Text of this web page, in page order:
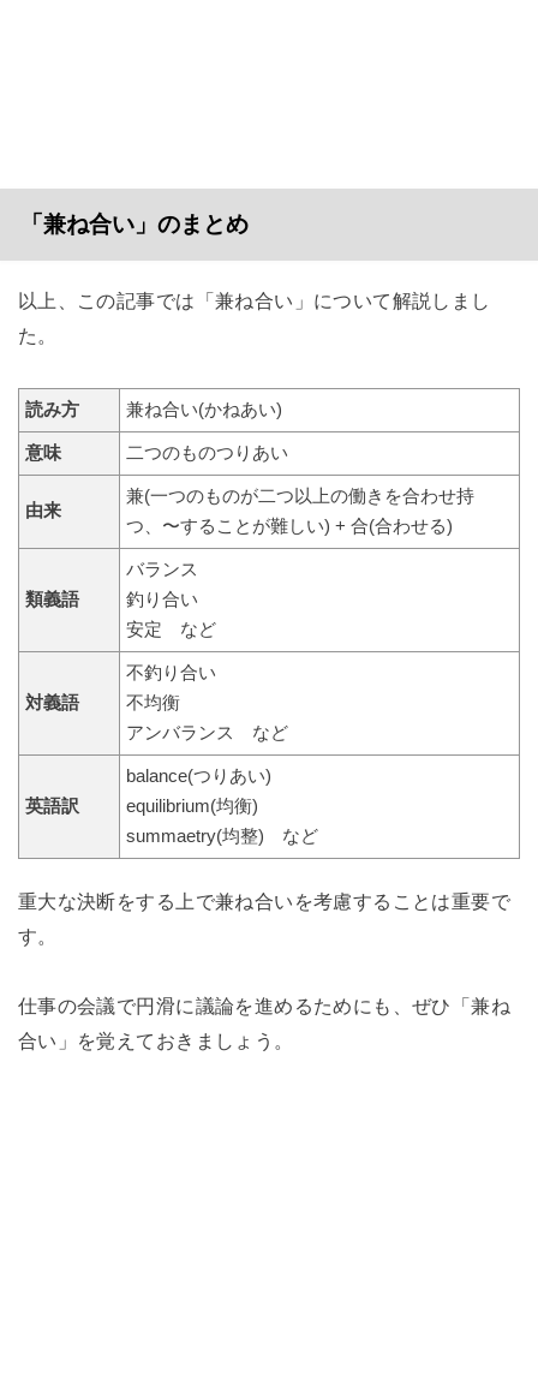
「兼ね合い」のまとめ
以上、この記事では「兼ね合い」について解説しまし
た。
読み方 兼ね合い(かねあい)
意味 二つのものつりあい
由来
兼(一つのものが二つ以上の働きを合わせ持
つ、〜することが難しい) + 合(合わせる)
類義語
バランス
釣り合い
安定 など
対義語
不釣り合い
不均衡
アンバランス など
英語訳
balance(つりあい)
equilibrium(均衡)
summaetry(均整) など
重大な決断をする上で兼ね合いを考慮することは重要で
す。
仕事の会議で円滑に議論を進めるためにも、ぜひ「兼ね
合い」を覚えておきましょう。